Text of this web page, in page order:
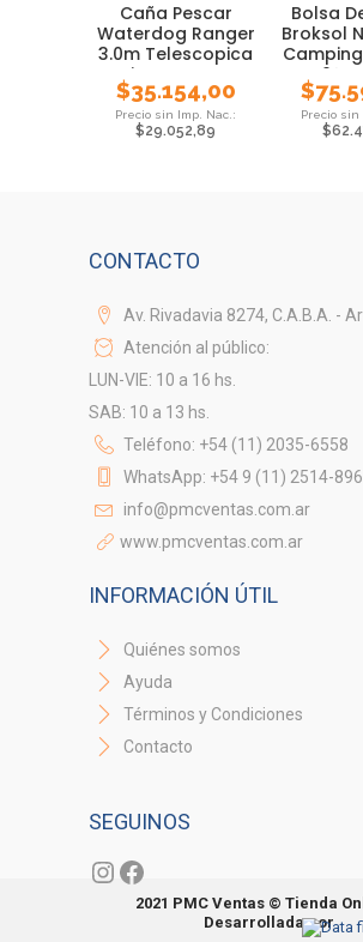
Caña Pescar
Waterdog Ranger
3.0m Telescopica
Pejerrey Carpa
$35.154,00
$29.052,89
Bolsa
Broksol
0°
$
$
CONTACTO
Av. Rivadavia 8274, C.A.B.A. -
Atención al público:
LUN-VIE: 10 a 16 hs.
SAB: 10 a 13 hs.
Teléfono: +54 (11) 2035-6558
WhatsApp: +54 9 (11) 2514-
info@pmcventas.com.ar
www.pmcventas.com.ar
INFORMACIÓN ÚTIL
Quiénes somos
Ayuda
Términos y Condiciones
Contacto
SEGUINOS
Instagram
Facebook
2021 PMC Ventas © Tienda
Desarrollada por